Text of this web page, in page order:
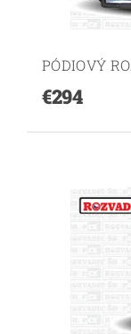
PÓDIOVÝ
€294